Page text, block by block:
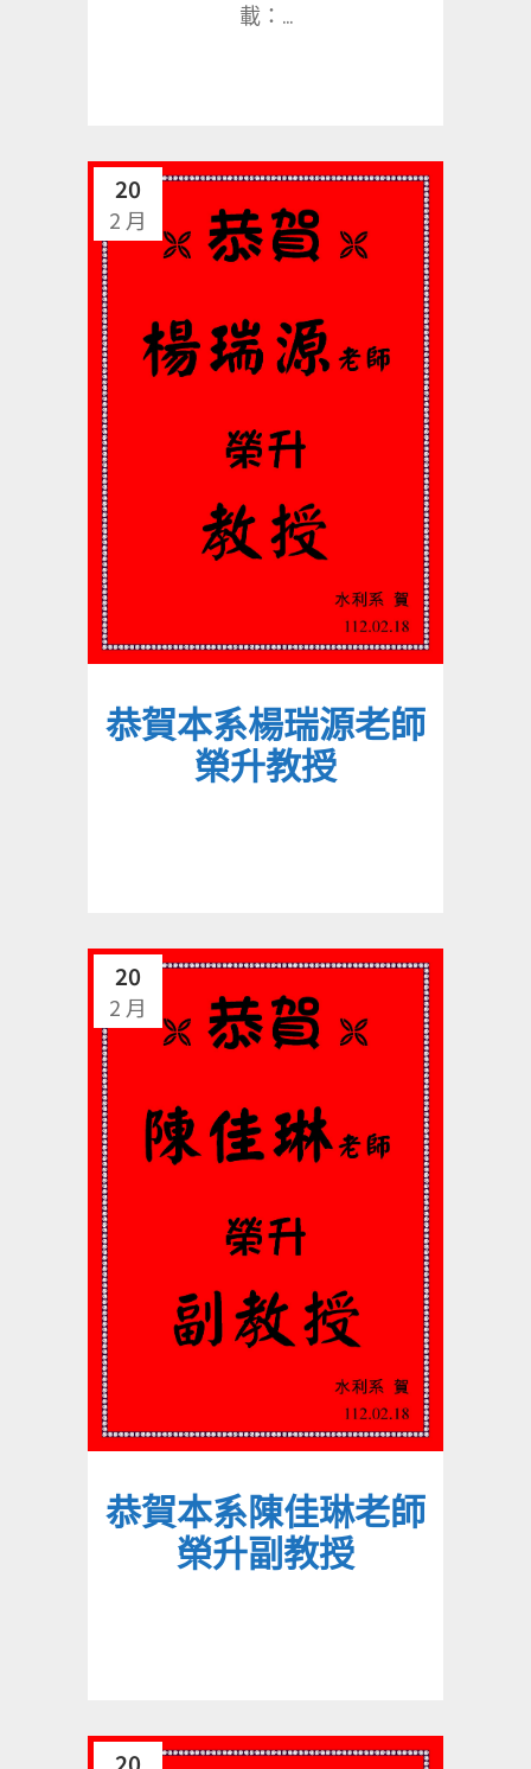
載：...
20
2 月
恭賀本系楊瑞源老師
榮升教授
20
2 月
恭賀本系陳佳琳老師
榮升副教授
20